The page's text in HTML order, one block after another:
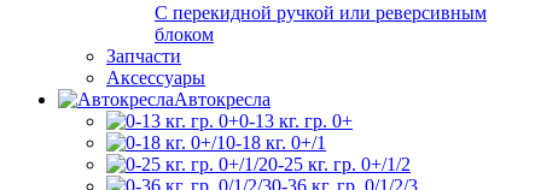
С перекидной ручкой или реверсивным
блоком
Запчасти
Аксессуары
Автокресла
0-13 кг. гр. 0+
0-18 кг. 0+/1
0-25 кг. гр. 0+/1/2
0-36 кг. гр. 0/1/2/3